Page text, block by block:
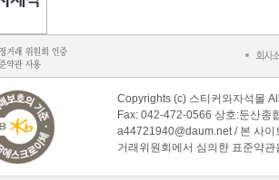
Copyrights (c) 스티커와자석몰
Fax: 042-472-0566 상호:둔산종
a44721940@daum.net / 본 사이
거래위원회에서 심의한 표준약관